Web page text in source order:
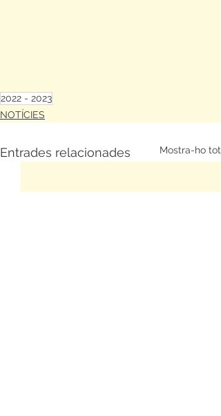
2022 - 2023
NOTÍCIES
Entrades relacionades Mostra-ho tot